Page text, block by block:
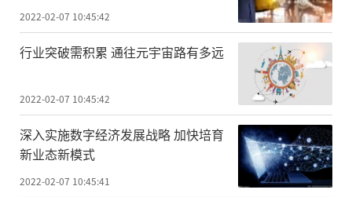
2022-02-07 10:45:42
行业突破需积累 通往元宇宙路有多远
2022-02-07 10:45:42
深入实施数字经济发展战略 加快培育
新业态新模式
2022-02-07 10:45:41